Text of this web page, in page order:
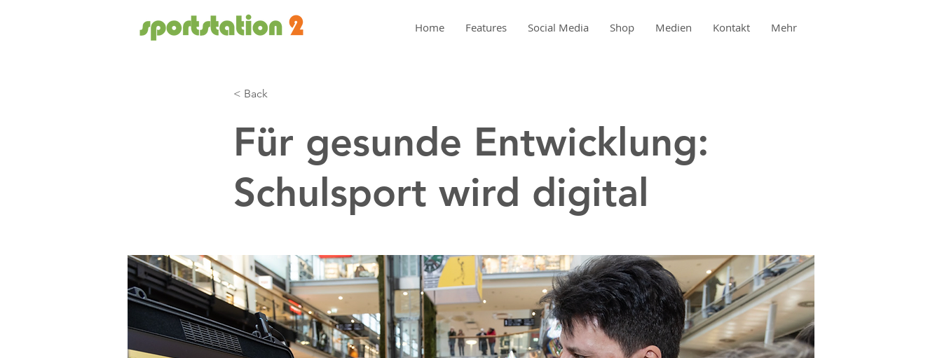
Home Features Social Media Shop Medien Kontakt Mehr
< Back
Für gesunde Entwicklung:
Schulsport wird digital